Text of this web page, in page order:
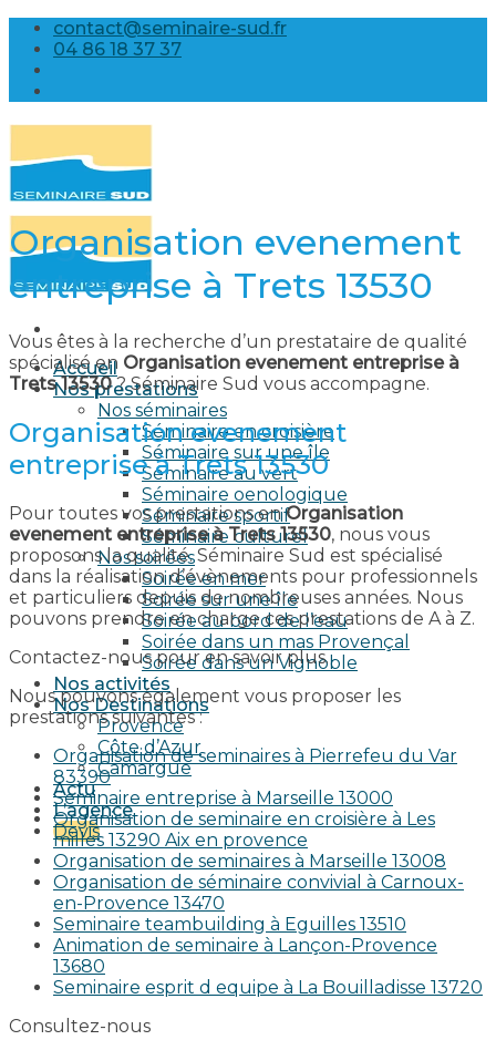
Skip
content
contact@seminaire-sud.fr
04 86 18 37 37
Accueil
Nos prestations
Nos séminaires
Séminaire en croisière
Séminaire sur une île
Séminaire au vert
Séminaire oenologique
Séminaire sportif
Séminaire culturel
Nos soirées
Soirée en mer
Soirée sur une île
Soirée au bord de l’eau
Soirée dans un mas Provençal
Soirée dans un Vignoble
Nos activités
Nos Destinations
Provence
Côte d’Azur
Camargue
Actu
L’agence
Devis
Organisation evenement
entreprise à Trets 13530
Vous êtes à la recherche d’un prestataire de qualité
spécialisé en Organisation evenement entreprise à
Trets 13530? Séminaire Sud vous accompagne.
Organisation evenement
entreprise à Trets 13530
Pour toutes vos prestations enOrganisation
evenement entreprise à Trets 13530, nous vous
proposons la qualité. Séminaire Sud est spécialisé
dans la réalisation d’évènements pour professionnels
et particuliers depuis de nombreuses années. Nous
pouvons prendre en charge ces prestations de A à Z.
Contactez-nous pour en savoir plus.
Nous pouvons également vous proposer les
prestations suivantes :
Organisation de seminaires à Pierrefeu du Var
83390
Seminaire entreprise à Marseille 13000
Organisation de seminaire en croisière à Les
milles 13290 Aix en provence​
Organisation de seminaires à Marseille 13008
Organisation de séminaire convivial à Carnoux-
en-Provence 13470
Seminaire teambuilding à Eguilles 13510
Animation de seminaire à Lançon-Provence
13680
Seminaire esprit d equipe à La Bouilladisse 13720
Consultez-nous